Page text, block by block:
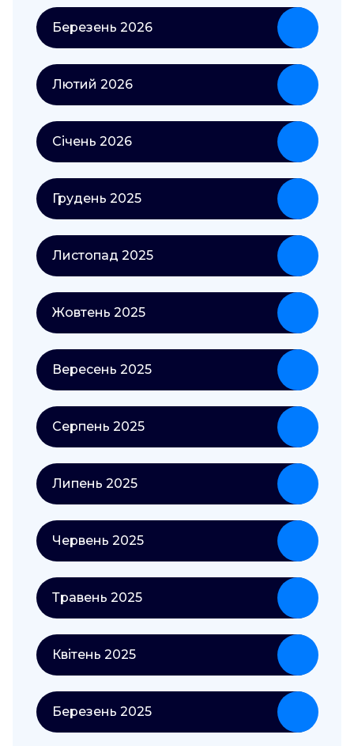
Березень 2026
Лютий 2026
Січень 2026
Грудень 2025
Листопад 2025
Жовтень 2025
Вересень 2025
Серпень 2025
Липень 2025
Червень 2025
Травень 2025
Квітень 2025
Березень 2025